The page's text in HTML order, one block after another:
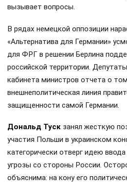
вызывает вопросы.
В рядах немецкой оппозиции
«Альтернатива для Германии»
для ФРГ в решении Берлина
российской территории.
кабинета министров отчета о
внешнеполитическая линия
защищенности самой Германии.
Дональд Туск занял жесткую
участия Польши в украинском
категорически отверг идею
угрозы со стороны России.
объяснима: на кону его